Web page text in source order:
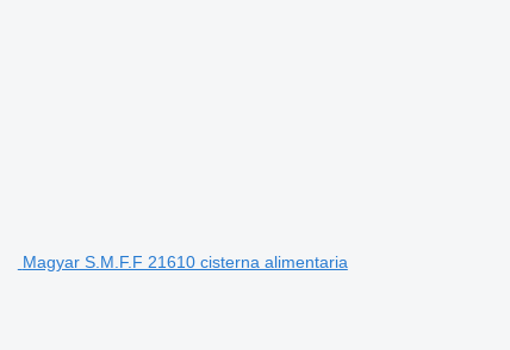
Magyar S.M.F.F 21610 cisterna alimentaria